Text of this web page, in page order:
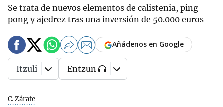
Se trata de nuevos elementos de calistenia, ping
pong y ajedrez tras una inversión de 50.000 euros
C. Zárate
Añádenos en Google
Itzuli Entzun